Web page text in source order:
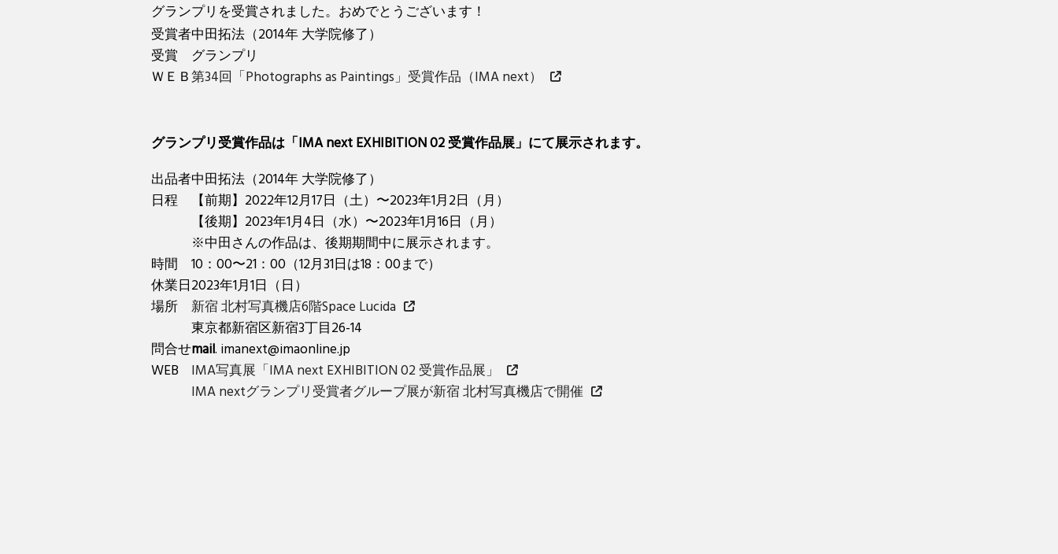
グランプリを受賞されました。おめでとうございます！
受賞者中田拓法（2014年 大学院修了）
受賞
グランプリ
ＷＥＢ第34回「Photographs as Paintings」受賞作品（IMA next）
グランプリ受賞作品は「IMA next EXHIBITION 02 受賞作品展」にて展示されます。
出品者中田拓法（2014年 大学院修了）
日程
【前期】2022年12月17日（土）〜2023年1月2日（月）
【後期】2023年1月4日（水）〜2023年1月16日（月）
※中田さんの作品は、後期期間中に展示されます。
時間
10：00〜21：00（12月31日は18：00まで）
休業日2023年1月1日（日）
場所
新宿 北村写真機店6階Space Lucida
東京都新宿区新宿3丁目26-14
問合せmail. imanext@imaonline.jp
WEB
IMA写真展「IMA next EXHIBITION 02 受賞作品展」
IMA nextグランプリ受賞者グループ展が新宿 北村写真機店で開催